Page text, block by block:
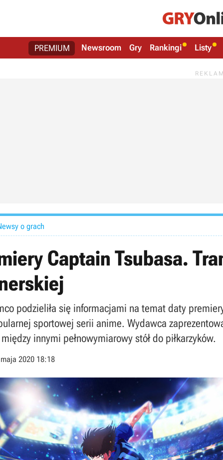
PREMIUM Newsroom Gry Rankingi Listy
o grach
Captain Tsubasa.
podzieliła się informacjami na temat daty
sportowej serii anime. Wydawca
innymi pełnowymiarowy stół do piłkarzyków.
2020 18:18